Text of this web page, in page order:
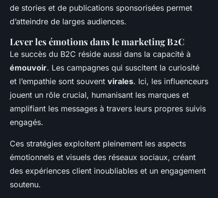
de stories et de publications sponsorisées permet
d’atteindre de larges audiences.
Lever les émotions dans le marketing B2C
Le succès du B2C réside aussi dans la capacité à
émouvoir. Les campagnes qui suscitent la curiosité
et l’empathie sont souvent virales. Ici, les influenceurs
jouent un rôle crucial, humanisant les marques et
amplifiant les messages à travers leurs propres suivis
engagés.
Ces stratégies exploitent pleinement les aspects
émotionnels et visuels des réseaux sociaux, créant
des expériences client inoubliables et un engagement
soutenu.